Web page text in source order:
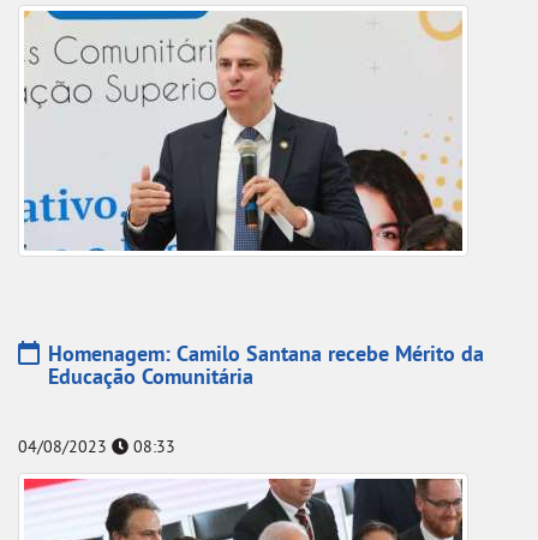
Homenagem: Camilo Santana recebe Mérito da
Educação Comunitária
04/08/2023 08:33